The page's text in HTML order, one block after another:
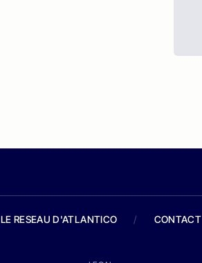
LE RESEAU D'ATLANTICO / CONTACT